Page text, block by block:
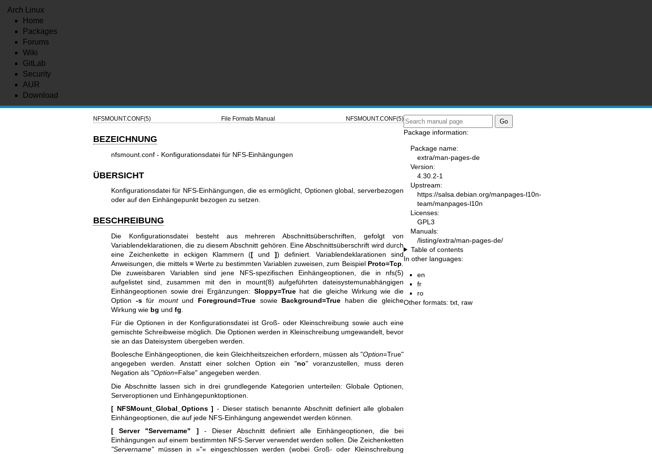
Arch Linux
Home
Packages
Forums
Wiki
GitLab
Security
AUR
Download
NFSMOUNT.CONF(5) File Formats Manual NFSMOUNT.CONF(5)
BEZEICHNUNG
nfsmount.conf - Konfigurationsdatei für NFS-Einhängungen
ÜBERSICHT
Konfigurationsdatei für NFS-Einhängungen, die es ermöglicht, Optionen global, serverbezogen
oder auf den Einhängepunkt bezogen zu setzen.
BESCHREIBUNG
Die Konfigurationsdatei besteht aus mehreren Abschnittsüberschriften, gefolgt von
Variablendeklarationen, die zu diesem Abschnitt gehören. Eine Abschnittsüberschrift wird durch
eine Zeichenkette in eckigen Klammern ([ und]) definiert. Variablendeklarationen sind
Anweisungen, die mittels =Werte zu bestimmten Variablen zuweisen, zum Beispiel Proto=Tcp
Die zuweisbaren Variablen sind jene NFS-spezifischen Einhängeoptionen, die in nfs(5)
aufgelistet sind, zusammen mit den in mount(8) aufgeführten dateisystemunabhängigen
Einhängeoptionen sowie drei Ergänzungen: Sloppy=Truehat die gleiche Wirkung wie die
Option -sfür mountund Foreground=True sowie Background=True haben die gleiche
Wirkung wie bg und fg
Für die Optionen in der Konfigurationsdatei ist Groß- oder Kleinschreibung sowie auch eine
gemischte Schreibweise möglich. Die Optionen werden in Kleinschreibung umgewandelt, bevor
sie an das Dateisystem übergeben werden.
Boolesche Einhängeoptionen, die kein Gleichheitszeichen erfordern, müssen als "Option=True"
angegeben werden. Anstatt einer solchen Option ein "no" voranzustellen, muss deren
Negation als "Option=False" angegeben werden.
Die Abschnitte lassen sich in drei grundlegende Kategorien unterteilen: Globale Optionen,
Serveroptionen und Einhängepunktoptionen.
[ NFSMount_Global_Options ] - Dieser statisch benannte Abschnitt definiert alle globalen
Einhängeoptionen, die auf jede NFS-Einhängung angewendet werden können.
[ Server "Servername" ] - Dieser Abschnitt definiert alle Einhängeoptionen, die bei
Einhängungen auf einem bestimmten NFS-Server verwendet werden sollen. Die Zeichenketten
"Servername"müssen in »"« eingeschlossen werden (wobei Groß- oder Kleinschreibung
Package information:
Package name:
extra/man-pages-de
Version:
4.30.2-1
Upstream:
https://salsa.debian.org/manpages-l10n-
team/manpages-l10n
Licenses:
GPL3
Manuals:
/listing/extra/man-pages-de/
Table of contents
In other languages:
en
fr
ro
Other formats: txt raw